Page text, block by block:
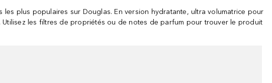
plus populaires sur Douglas. En version hydratante, ultra volumatrice pour
les filtres de propriétés ou de notes de parfum pour trouver le produit